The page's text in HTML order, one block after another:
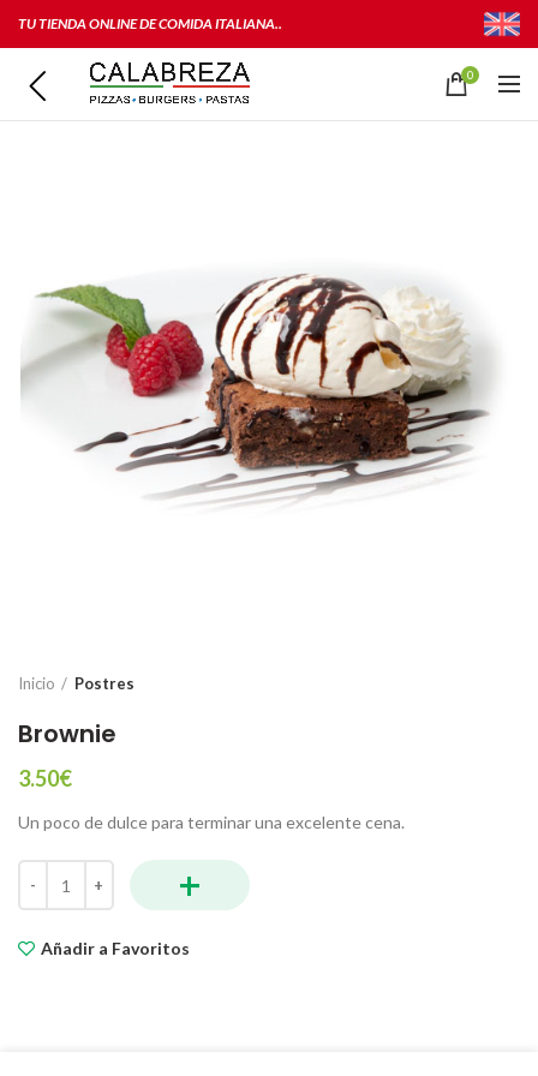
TU TIENDA ONLINE DE COMIDA ITALIANA..
0
Inicio Postres
Brownie
3.50€
Un poco de dulce para terminar una excelente cena.
Brownie cantidad +
Añadir a Favoritos